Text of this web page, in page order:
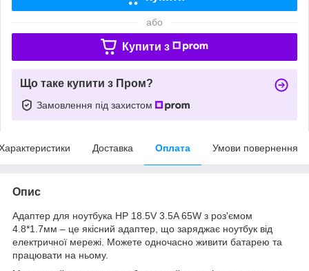
або
Купити з
Що таке купити з Пром?
Замовлення під захистом
Доставка Оплата Умови повернення
Опис
Адаптер для ноутбука HP 18.5V 3.5A 65W з роз'ємом
4.8*1.7мм – це якісний адаптер, що заряджає ноутбук від
електричної мережі. Можете одночасно живити батарею та
працювати на ньому.